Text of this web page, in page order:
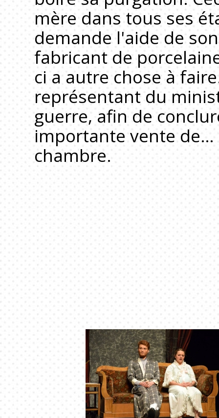
mère dans tous ses
demande l'aide de
fabricant de
ci a autre chose à
représentant du
guerre, afin de
importante vente de…
chambre.